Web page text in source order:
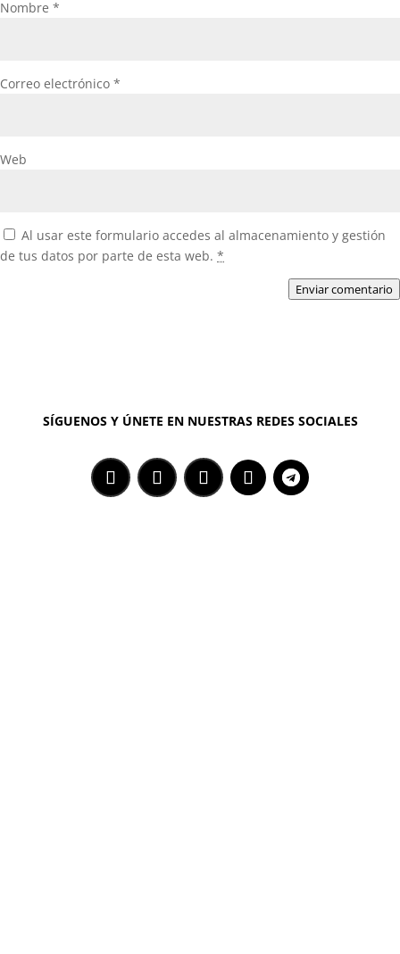
Nombre *
Correo electrónico *
Web
Al usar este formulario accedes al almacenamiento y gestión
de tus datos por parte de esta web. *
Enviar comentario
SÍGUENOS Y ÚNETE EN NUESTRAS REDES SOCIALES